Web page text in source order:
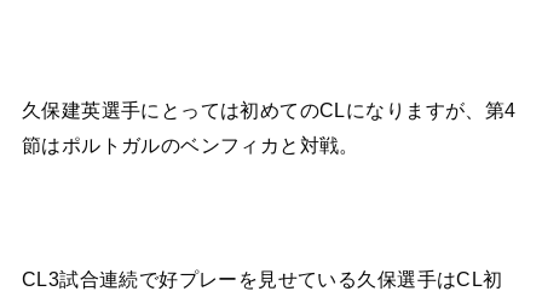
久保建英選手にとっては初めてのCLになりますが、第4
節はポルトガルのベンフィカと対戦。
CL3試合連続で好プレーを見せている久保選手はCL初